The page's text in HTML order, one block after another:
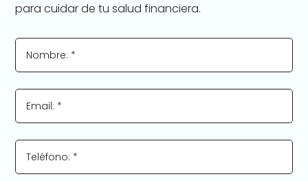
para cuidar de tu salud financiera.
Nombre: *
Email: *
Teléfono: *